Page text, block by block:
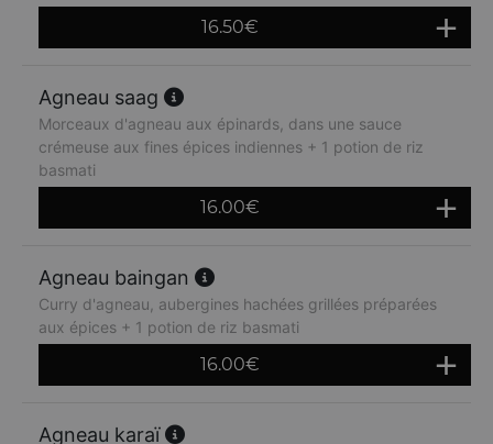
16.50€
Agneau saag
Morceaux d'agneau aux épinards, dans une sauce
crémeuse aux fines épices indiennes + 1 potion de riz
basmati
16.00€
Agneau baingan
Curry d'agneau, aubergines hachées grillées préparées
aux épices + 1 potion de riz basmati
16.00€
Agneau karaï